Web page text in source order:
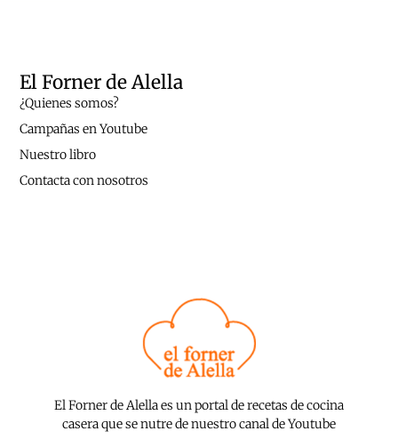
El Forner de Alella es un portal de recetas de cocina
casera que se nutre de nuestro canal de Youtube
El Forner de Alella
¿Quienes somos?
Campañas en Youtube
Nuestro libro
Contacta con nosotros